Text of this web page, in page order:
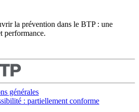
la prévention dans le BTP : une
performance.
générales
: partiellement conforme